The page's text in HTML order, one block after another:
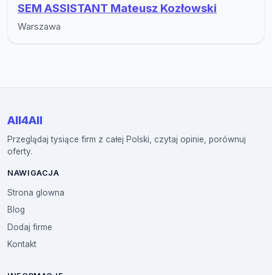
SEM ASSISTANT Mateusz Kozłowski
Warszawa
All4All
Przeglądaj tysiące firm z całej Polski, czytaj opinie, porównuj
oferty.
NAWIGACJA
Strona glowna
Blog
Dodaj firme
Kontakt